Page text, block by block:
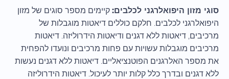
סוגי מזון היפואלרגני לכלבים: קיימים מספר סוגים של מזון
היפואלרגני לכלבים. חלקם כוללים דיאטות מוגבלות של
מרכיבים, דיאטות ללא דגנים ודיאטות הידרוליזה. דיאטות
מרכיבים מוגבלות עשויות עם פחות מרכיבים ונועדו להפחית
את מספר האלרגנים הפוטנציאליים. דיאטות ללא דגנים נעשות
ללא דגנים ובדרך כלל קלות יותר לעיכול. דיאטות הידרוליזה